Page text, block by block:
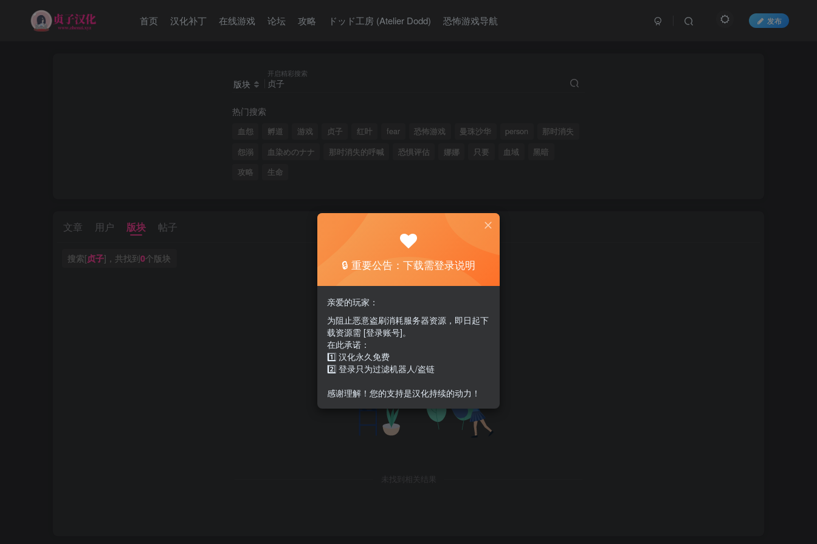
首页 汉化补丁 在线游戏 论坛 攻略 ドッド工房 (Atelier Dodd) 恐怖游戏导航 发布
版块
开启精彩搜索
热门搜索
血怨 孵道 游戏 贞子 红叶 fear 恐怖游戏 曼珠沙华 person
那时消失
怨溺
血染めのナナ 那时消失的呼喊 恐惧评估 娜娜 只要 血域
黑暗
攻略
生命
文章 用户 版块 帖子
搜索[贞子]，共找到0个版块
未找到相关结果
🔒 重要公告：下载需登录说明
亲爱的玩家：
为阻止恶意盗刷消耗服务器资源，即日起下
载资源需 [登录账号]。
在此承诺：
1️⃣ 汉化永久免费
2️⃣ 登录只为过滤机器人/盗链
感谢理解！您的支持是汉化持续的动力！